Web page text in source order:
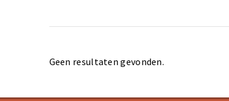
Geen resultaten gevonden.